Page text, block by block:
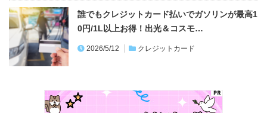
誰でもクレジットカード払いでガソリンが最高1
0円/1L以上お得！出光＆コスモ…
2026/5/12 クレジットカード